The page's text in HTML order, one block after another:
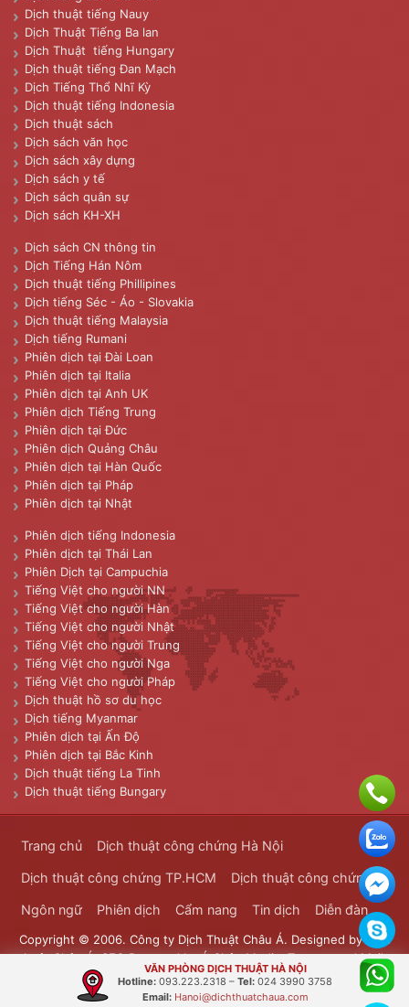
Dịch thuật tiếng Nauy
Dịch Thuật Tiếng Ba lan
Dịch Thuật tiếng Hungary
Dịch thuật tiếng Đan Mạch
Dịch Tiếng Thổ Nhĩ Kỳ
Dịch thuật tiếng Indonesia
Dịch thuật sách
Dịch sách văn học
Dịch sách xây dựng
Dịch sách y tế
Dịch sách quân sự
Dịch sách KH-XH
Dịch sách CN thông tin
Dịch Tiếng Hán Nôm
Dịch thuật tiếng Phillipines
Dịch tiếng Séc - Áo - Slovakia
Dịch thuật tiếng Malaysia
Dịch tiếng Rumani
Phiên dịch tại Đài Loan
Phiên dịch tại Italia
Phiên dịch tại Anh UK
Phiên dịch Tiếng Trung
Phiên dịch tại Đức
Phiên dịch Quảng Châu
Phiên dịch tại Hàn Quốc
Phiên dịch tại Pháp
Phiên dịch tại Nhật
Phiên dịch tiếng Indonesia
Phiên dịch tại Thái Lan
Phiên Dịch tại Campuchia
Tiếng Việt cho người NN
Tiếng Việt cho người Hàn
Tiếng Việt cho người Nhật
Tiếng Việt cho người Trung
Tiếng Việt cho người Nga
Tiếng Việt cho người Pháp
Dịch thuật hồ sơ du học
Dịch tiếng Myanmar
Phiên dịch tại Ấn Độ
Phiên dịch tại Bắc Kinh
Dịch thuật tiếng La Tinh
Dịch thuật tiếng Bungary
Trang chủ Dịch thuật công chứng Hà Nội
Dịch thuật công chứng TP.HCM Dịch thuật công chứng
Ngôn ngữ Phiên dịch Cẩm nang Tin dịch Diễn đàn
Copyright © 2006. Công ty Dịch Thuật Châu Á. Designed by Dịch
thuật Châu Á. SEO Powered byÁ Châu Media. Transported Mails
Bưu Chính Đông Dương
VĂN PHÒNG DỊCH THUẬT HÀ NỘI
Hotline: 093.223.2318 – Tel: 024 3990 3758
Email: Hanoi@dichthuatchaua.com